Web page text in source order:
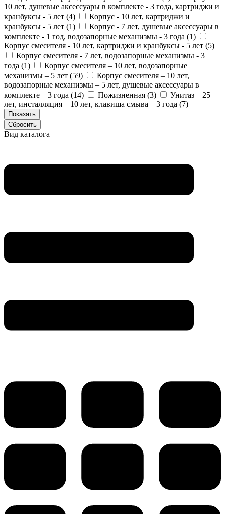
10 лет, душевые аксессуары в комплекте - 3 года, картриджи и
кранбуксы - 5 лет (4)
Корпус - 10 лет, картриджи и
кранбуксы - 5 лет (1)
Корпус - 7 лет, душевые аксессуары в
комплекте - 1 год, водозапорные механизмы - 3 года (1)
Корпус смесителя - 10 лет, картриджи и кранбуксы - 5 лет (5)
Корпус смесителя - 7 лет, водозапорные механизмы - 3
года (1)
Корпус смесителя – 10 лет, водозапорные
механизмы – 5 лет (59)
Корпус смесителя – 10 лет,
водозапорные механизмы – 5 лет, душевые аксессуары в
комплекте – 3 года (14) Пожизненная (3)
Унитаз – 25
лет, инсталляция – 10 лет, клавиша смыва – 3 года (7)
Вид каталога